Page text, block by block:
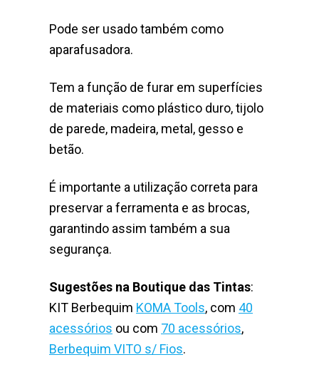
Pode ser usado também como
aparafusadora.
Tem a função de furar em superfícies
de materiais como plástico duro, tijolo
de parede, madeira, metal, gesso e
betão.
É importante a utilização correta para
preservar a ferramenta e as brocas,
garantindo assim também a sua
segurança.
Sugestões na Boutique das Tintas:
KIT Berbequim KOMA Tools, com 40
acessórios ou com 70 acessórios,
Berbequim VITO s/ Fios.